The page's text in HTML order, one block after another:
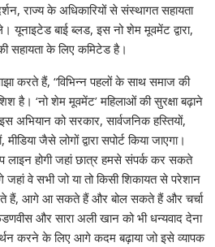
राज्य के अधिकारियों से संस्थागत सहायता
यूनाइटेड बाई ब्लड, इस नो शेम मूवमेंट द्वारा,
सहायता के लिए कमिटेड है।
करते हैं, “विभिन्न पहलों के साथ समाज की
है। ‘नो शेम मूवमेंट’ महिलाओं की सुरक्षा बढ़ाने
अभियान को सरकार, सार्वजनिक हस्तियों,
जैसे लोगों द्वारा सपोर्ट किया जाएगा।
लाइन होगी जहां छात्र हमसे संपर्क कर सकते
वे सभी जो या तो किसी शिकायत से परेशान
हैं, आगे आ सकते हैं और बोल सकते हैं और चर्चा
और सारा अली खान को भी धन्यवाद देना
करने के लिए आगे कदम बढ़ाया जो इसे व्यापक